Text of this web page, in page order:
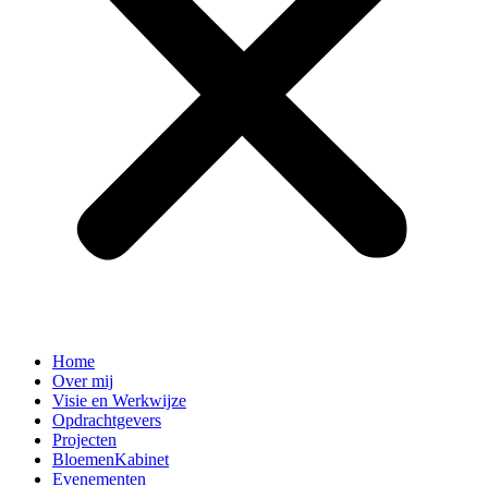
Home
Over mij
Visie en Werkwijze
Opdrachtgevers
Projecten
BloemenKabinet
Evenementen